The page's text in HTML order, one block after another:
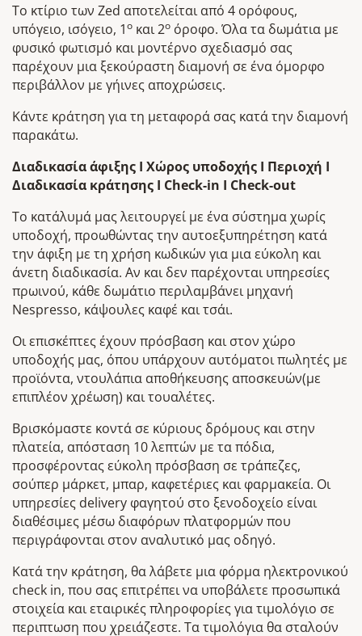
Tο κτίριο των Zed αποτελείται από 4 ορόφους,
υπόγειο, ισόγειο, 1ο και 2ο όροφο. Όλα τα δωμάτια με
φυσικό φωτισμό και μοντέρνο σχεδιασμό σας
παρέχουν μια ξεκούραστη διαμονή σε ένα όμορφο
περιβάλλον με γήινες αποχρώσεις.
Κάντε κράτηση για τη μεταφορά σας κατά την διαμονή
παρακάτω.
Διαδικασία άφιξης I Χώρος υποδοχής I Περιοχή I
Διαδικασία κράτησης I Check-in I Check-out
Το κατάλυμά μας λειτουργεί με ένα σύστημα χωρίς
υποδοχή, προωθώντας την αυτοεξυπηρέτηση κατά
την άφιξη με τη χρήση κωδικών για μια εύκολη και
άνετη διαδικασία. Αν και δεν παρέχονται υπηρεσίες
πρωινού, κάθε δωμάτιο περιλαμβάνει μηχανή
Nespresso, κάψουλες καφέ και τσάι.
Οι επισκέπτες έχουν πρόσβαση και στον χώρο
υποδοχής μας, όπου υπάρχουν αυτόματοι πωλητές με
προϊόντα, ντουλάπια αποθήκευσης αποσκευών(με
επιπλέον χρέωση) και τουαλέτες.
Βρισκόμαστε κοντά σε κύριους δρόμους και στην
πλατεία, απόσταση 10 λεπτών με τα πόδια,
προσφέροντας εύκολη πρόσβαση σε τράπεζες,
σούπερ μάρκετ, μπαρ, καφετέριες και φαρμακεία. Οι
υπηρεσίες delivery φαγητού στο ξενοδοχείο είναι
διαθέσιμες μέσω διαφόρων πλατφορμών που
περιγράφονται στον αναλυτικό μας οδηγό.
Κατά την κράτηση, θα λάβετε μια φόρμα ηλεκτρονικού
check in, που σας επιτρέπει να υποβάλετε προσωπικά
στοιχεία και εταιρικές πληροφορίες για τιμολόγιο σε
περιπτωση που χρειάζεστε. Τα τιμολόγια θα σταλούν